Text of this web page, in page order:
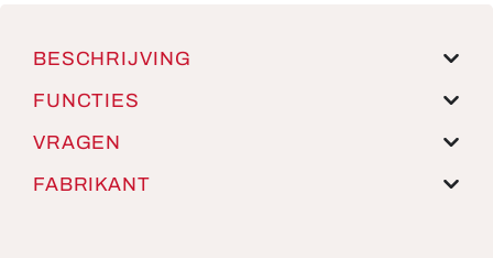
BESCHRIJVING
FUNCTIES
VRAGEN
FABRIKANT